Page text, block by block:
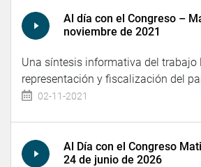
Al día con el Congreso –
noviembre de 2021
Una síntesis informativa del trabajo
representación y fiscalización del
02-11-2021
Al Día con el Congreso
24 de junio de 2026